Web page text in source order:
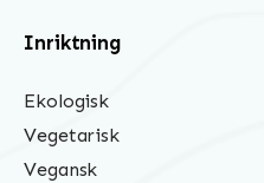
Inriktning
Ekologisk
Vegetarisk
Vegansk